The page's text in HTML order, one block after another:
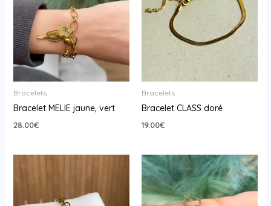
Bracelets
Bracelet MELIE jaune, vert
28.00€
Bracelets
Bracelet CLASS doré
19.00€